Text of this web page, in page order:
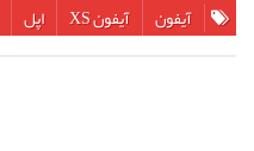
آیفون آیفون XS اپل